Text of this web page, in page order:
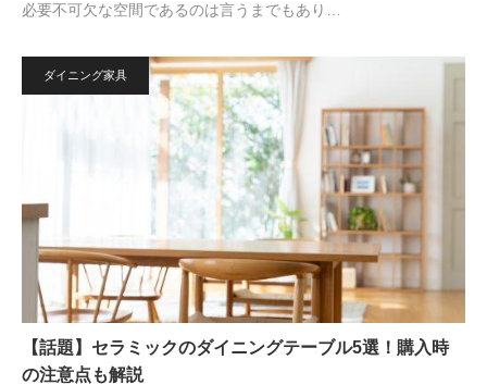
必要不可欠な空間であるのは言うまでもあり…
ダイニング家具
【話題】セラミックのダイニングテーブル5選！購入時
の注意点も解説